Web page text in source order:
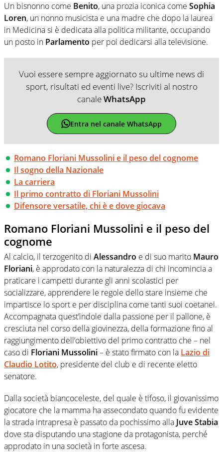
Un bisnonno come Benito, una prozia iconica come Sophia
Loren, un nonno musicista e una madre che dopo la laurea
in Medicina si è dedicata alla politica militante, occupando
un posto in Parlamento per poi dedicarsi alla televisione.
Vuoi essere sempre aggiornato su ultime news di
sport, risultati ed eventi live? Iscriviti al nostro
canaleWhatsApp
Entra nel canale WhatsApp
Romano Floriani Mussolini e il peso del cognome
Il sogno della Nazionale
La carriera
Il primo contratto di Floriani Mussolini
Difensore versatile, chi è e dove giocava
Romano Floriani Mussolini e il peso del
cognome
Al calcio, il terzogenito di Alessandro e di suo marito Mauro
Floriani, è approdato con la naturalezza di chi incomincia a
praticare i campetti durante gli anni scolastici per
socializzare, apprendere le regole dello stare insieme che
impartisce lo sport e per disciplina come tanti suoi coetanei.
Accompagnata quest’indole dalla passione per il pallone, è
cresciuta nel corso della giovinezza, della formazione fino al
raggiungimento dell’obiettivo del primo contratto che – nel
caso di Floriani Mussolini– è stato firmato con la Lazio di
Claudio Lotito, presidente del club e di recente eletto
senatore.
Dalla società biancoceleste, del quale è tifoso, il giovanissimo
giocatore che la mamma ha assecondato quando fu evidente
la strada intrapresa è passato da pochissimo alla Juve Stabia
dove sta disputando una stagione da protagonista, perché
approdato in una società in forte ascesa.